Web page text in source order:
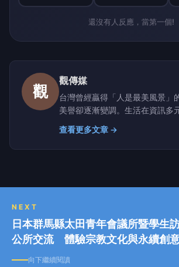
還沒有人反應，當第一個!
觀
觀傳媒
台灣曾經贏得「人是最美風景」
美譽卻逐漸變調。生活在資訊多
常面臨真假莫辨、是非難分的窘
確訊息，藉以判斷萬事萬物，已
求。 媒體的重要功能之一就是「守望」，「觀傳
量。 「觀傳媒」以善念關心生活、關懷社會、關
查看更多文章 →
NEXT
日本群馬縣太田青年會議所暨學生
公所交流 體驗宗教文化與永續創
向下繼續閱讀